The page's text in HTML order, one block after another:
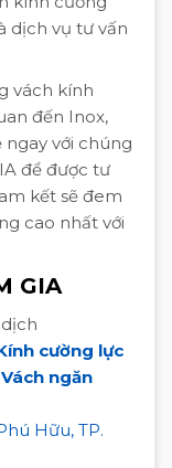
dịch vụ tư vấn
vách kính
đến Inox,
ngay với chúng
để được tư
kết sẽ đem
cao nhất với
GIA
cường lực
Vách ngăn
Hữu, TP.